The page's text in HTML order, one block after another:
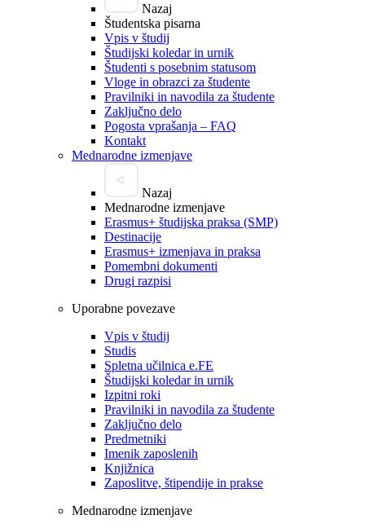
Nazaj
Študentska pisarna
Vpis v študij
Študijski koledar in urnik
Študenti s posebnim statusom
Vloge in obrazci za študente
Pravilniki in navodila za študente
Zaključno delo
Pogosta vprašanja – FAQ
Kontakt
Mednarodne izmenjave
Nazaj
Mednarodne izmenjave
Erasmus+ študijska praksa (SMP)
Destinacije
Erasmus+ izmenjava in praksa
Pomembni dokumenti
Drugi razpisi
Uporabne povezave
Vpis v študij
Studis
Spletna učilnica e.FE
Študijski koledar in urnik
Izpitni roki
Pravilniki in navodila za študente
Zaključno delo
Predmetniki
Imenik zaposlenih
Knjižnica
Zaposlitve, štipendije in prakse
Mednarodne izmenjave